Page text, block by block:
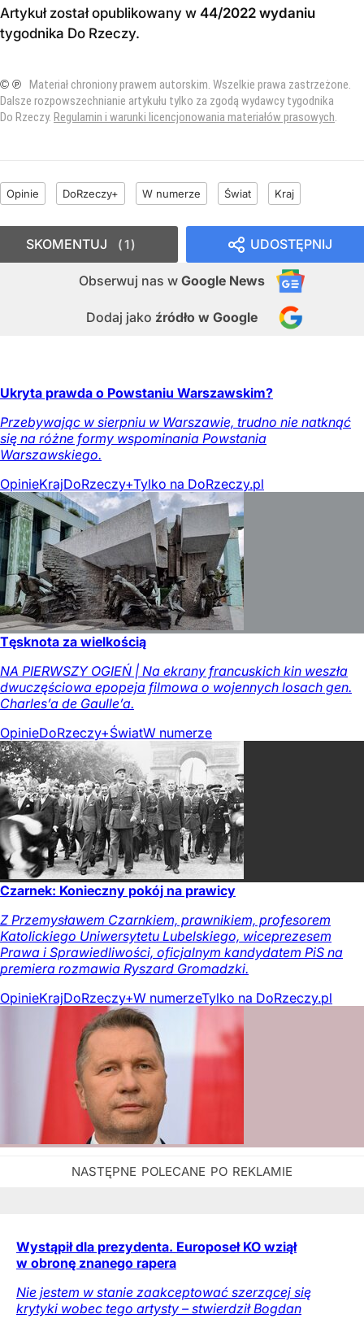
Artykuł został opublikowany w 44/2022 wydaniu
tygodnika Do Rzeczy.
© ℗ Materiał chroniony prawem autorskim. Wszelkie prawa zastrzeżone.
Dalsze rozpowszechnianie artykułu tylko za zgodą wydawcy tygodnika
Do Rzeczy. Regulamin i warunki licencjonowania materiałów prasowych
Opinie DoRzeczy+ W numerze Świat Kraj
UDOSTĘPNIJ
Obserwuj nas w Google News
Dodaj jako źródło w Google
SKOMENTUJ 1
Ukryta prawda o Powstaniu Warszawskim?
Przebywając w sierpniu w Warszawie, trudno nie natknąć
się na różne formy wspominania Powstania
Warszawskiego.
OpinieKrajDoRzeczy+Tylko na DoRzeczy.pl
Tęsknota za wielkością
NA PIERWSZY OGIEŃ | Na ekrany francuskich kin weszła
dwuczęściowa epopeja filmowa o wojennych losach gen.
Charles’a de Gaulle’a.
OpinieDoRzeczy+ŚwiatW numerze
Czarnek: Konieczny pokój na prawicy
Z Przemysławem Czarnkiem, prawnikiem, profesorem
Katolickiego Uniwersytetu Lubelskiego, wiceprezesem
Prawa i Sprawiedliwości, oficjalnym kandydatem PiS na
premiera rozmawia Ryszard Gromadzki.
OpinieKrajDoRzeczy+W numerzeTylko na DoRzeczy.pl
Wystąpił dla prezydenta. Europoseł KO wziął
w obronę znanego rapera
Nie jestem w stanie zaakceptować szerzącej się
krytyki wobec tego artysty – stwierdził Bogdan